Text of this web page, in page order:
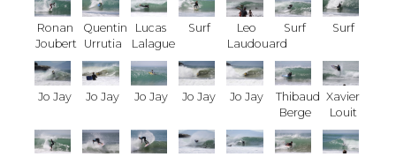
Ronan
Joubert
Quentin
Urrutia
Lucas
Lalague
Surf
Leo
Laudouard
Surf Surf
Jo Jay Jo Jay Jo Jay Jo Jay Jo Jay
Thibaud
Berge
Xavier
Louit